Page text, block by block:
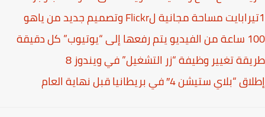
كل دقيقة
تغيير وظيفة “زر التشغيل” في ويندوز 8
ستيشن 4″ في بريطانيا قبل نهاية العام